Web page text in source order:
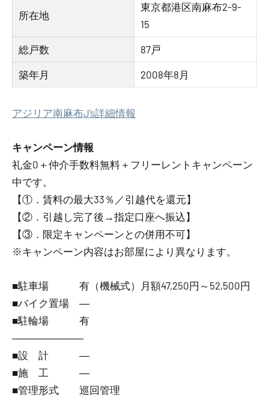
所在地
東京都港区南麻布2-9-
15
総戸数 87戸
築年月 2008年8月
アジリア南麻布J’s詳細情報
キャンペーン情報
礼金0 ＋ 仲介手数料無料 ＋ フリーレント キャンペーン
中です。
【①．賃料の最大33％／引越代を還元】
【②．引越し完了後→指定口座へ振込】
【③．限定キャンペーンとの併用不可】
※キャンペーン内容はお部屋により異なります。
■駐車場 有（機械式）月額47,250円～52,500円
■バイク置場 ―
■駐輪場 有
―――――――
■設 計 ―
■施 工 ―
■管理形式 巡回管理